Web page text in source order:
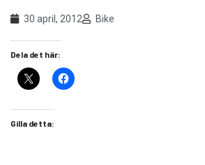
30 april, 2012 Bike
Dela det här:
Gilla detta: